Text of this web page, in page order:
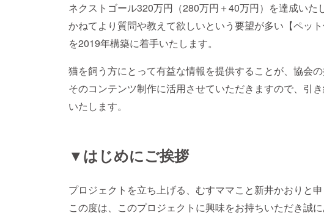
ネクストゴール320万円（280万円＋40万円）を達成いた
かねてより質問や教えて欲しいという要望が多い【ペッ
を2019年構築に着手いたします。
猫を飼う方にとって有益な情報を提供することが、協会の
そのコンテンツ制作に活用させていただきますので、引
いたします。
▼はじめにご挨拶
プロジェクトを立ち上げる、むすママこと新井かおりと申
この度は、このプロジェクトに興味をお持ちいただき誠